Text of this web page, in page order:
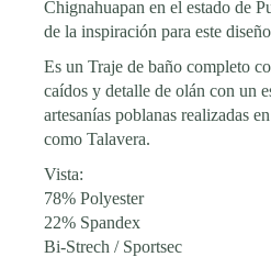
Chignahuapan en el estado de
de la inspiración para este
Es un Traje de baño completo
caídos y detalle de olán con un
artesanías poblanas realizadas
como Talavera.
Vista:
78% Polyester
22% Spandex
Bi-Strech / Sportsec